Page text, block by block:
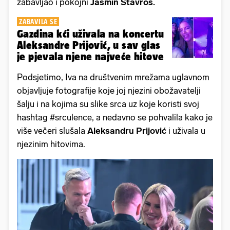
zabavljao i pokojni Jasmin Stavros.
ZABAVILA SE
Gazdina kći uživala na koncertu
Aleksandre Prijović, u sav glas
je pjevala njene najveće hitove
Podsjetimo, Iva na društvenim mrežama uglavnom
objavljuje fotografije koje joj njezini obožavatelji
šalju i na kojima su slike srca uz koje koristi svoj
hashtag #srculence, a nedavno se pohvalila kako je
više večeri slušala Aleksandru Prijović i uživala u
njezinim hitovima.